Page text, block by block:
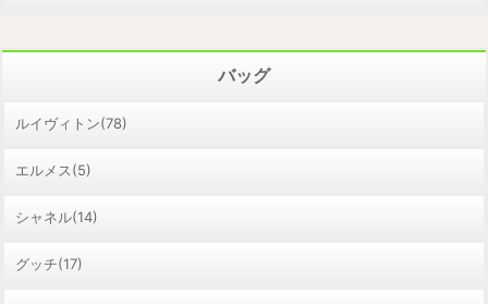
バッグ
ルイヴィトン(78)
エルメス(5)
シャネル(14)
グッチ(17)